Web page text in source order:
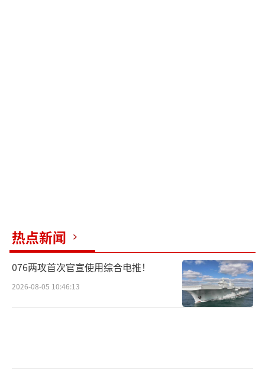
热点新闻
076两攻首次官宣使用综合电推！
2026-08-05 10:46:13